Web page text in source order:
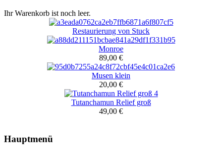
Ihr Warenkorb ist noch leer.
Restaurierung von Stuck
Monroe
89,00 €
Musen klein
20,00 €
Tutanchamun Relief groß
49,00 €
Hauptmenü